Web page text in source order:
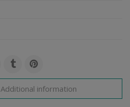
Additional information